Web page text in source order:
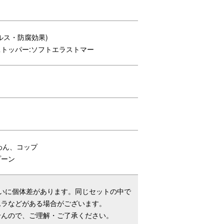
が
蓋の小さな穴から飲み物が少しずつ出
てきて、コップの練習が出来る、トレ
ス・防腐効果)
ッパー:ソフトエラストマー
ん、コップ
ン
に個体差があります。同じセットの中で
などがある場合がございます。
ので、ご理解・ご了承ください。